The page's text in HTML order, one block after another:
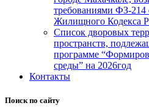
требованиями ФЗ-214
Жилищного Кодекса
Список дворовых
пространств,
программе
среды” на 2026год
Контакты
Поиск по сайту